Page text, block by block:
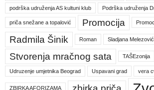
podrška udruženja AS kultuni klub Podrška udruženja
priča snežane a topalović Promocija
Radmila Šinik Roman Sladjana Melezović
Stvorenja mračnog sata TAŠEzonija
Udruzenje umjetnika Beograd Uspavani grad vera
ZBIRKA AFORIZAMA